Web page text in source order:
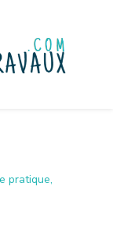
pratique,